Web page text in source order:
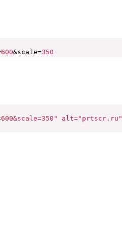
600&scale=350
alt="prtscr.ru"